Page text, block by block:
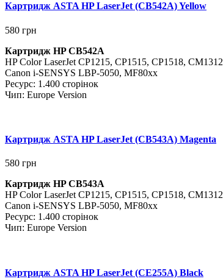
Картридж ASTA HP LaserJet (CB542A) Yellow
580 грн
Картридж HP CB542A
HPColor LaserJet CP1215, CP1515, CP1518, CM1312
Canon i-SENSYS LBP-5050, MF80xx
Ресурс: 1.400 сторінок
Чип: Europe Version
Картридж ASTA HP LaserJet (CB543A) Magenta
580 грн
Картридж HP CB543A
HPColor LaserJet CP1215, CP1515, CP1518, CM1312
Canon i-SENSYS LBP-5050, MF80xx
Ресурс: 1.400 сторінок
Чип: Europe Version
Картридж ASTA HP LaserJet (CE255A) Black